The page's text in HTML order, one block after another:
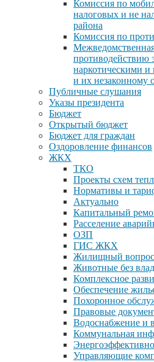
Комиссия по
налоговых и не
района
Комиссия по
противодействию
наркотическими
и их незаконному
Публичные слушания
Указы президента
Бюджет
Открытый бюджет
Бюджет для граждан
Оздоровление финансов
ЖКХ
ТКО
Проекты схем
Нормативы и
Актуально
Капитальный
Расселение
ОЗП
ГИС ЖКХ
Жилищный вопрос
Животные без
Комплексное
Обеспечение
Похоронное
Правовые
Водоснабжение и
Коммунальная
Управляющие